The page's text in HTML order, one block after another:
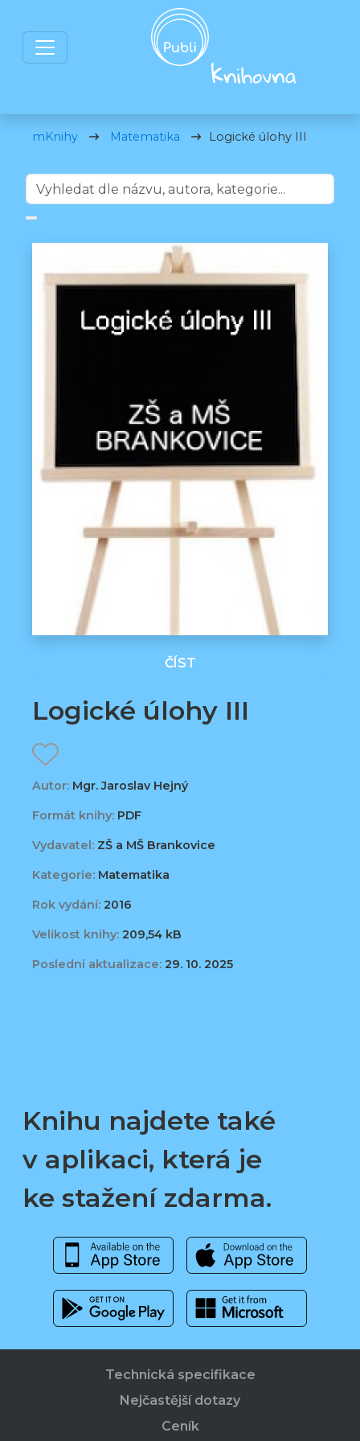
mKnihy Matematika Logické úlohy III
ČÍST
Logické úlohy III
Autor: Mgr. Jaroslav Hejný
Formát knihy: PDF
Vydavatel: ZŠ a MŠ Brankovice
Kategorie: Matematika
Rok vydání: 2016
Velikost knihy: 209,54 kB
Poslední aktualizace: 29. 10. 2025
Knihu najdete také
v aplikaci, která je
ke stažení zdarma.
Technická specifikace
Nejčastější dotazy
Ceník